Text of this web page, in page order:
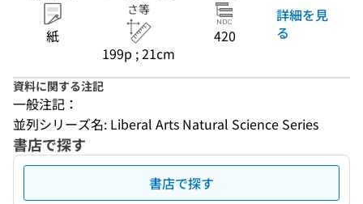
紙
さ等
199p ; 21cm
420
詳細を見
る
資料に関する注記
一般注記：
並列シリーズ名: Liberal Arts Natural Science Series
書店で探す
書店で探す